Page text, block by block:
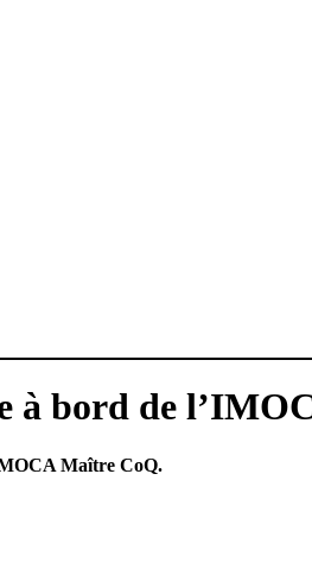
à bord de
Maître CoQ.